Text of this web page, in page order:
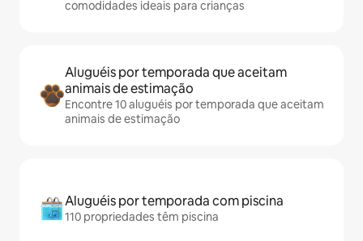
comodidades ideais para crianças
Aluguéis por temporada que aceitam
animais de estimação
Encontre 10 aluguéis por temporada que aceitam
animais de estimação
Aluguéis por temporada com piscina
110 propriedades têm piscina